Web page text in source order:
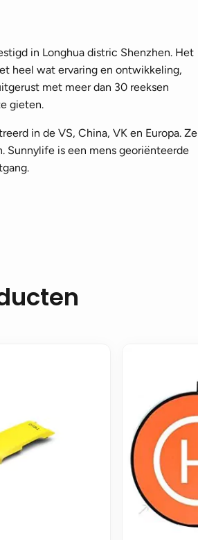
in Longhua distric Shenzhen. Het
heel wat ervaring en ontwikkeling,
met meer dan 30 reeksen
gieten.
in de VS, China, VK en Europa. Ze
Sunnylife is een mens georiënteerde